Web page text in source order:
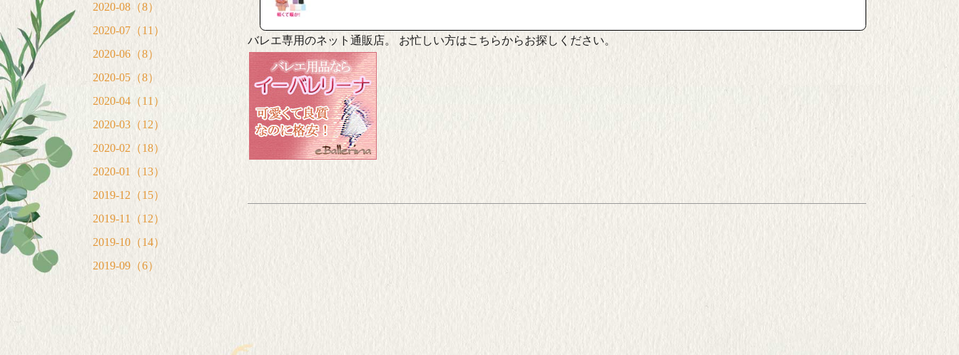
バレエ専用のネット通販店。 お忙しい方はこちらからお探しください。
2020-08（8）
2020-07（11）
2020-06（8）
2020-05（8）
2020-04（11）
2020-03（12）
2020-02（18）
2020-01（13）
2019-12（15）
2019-11（12）
2019-10（14）
2019-09（6）